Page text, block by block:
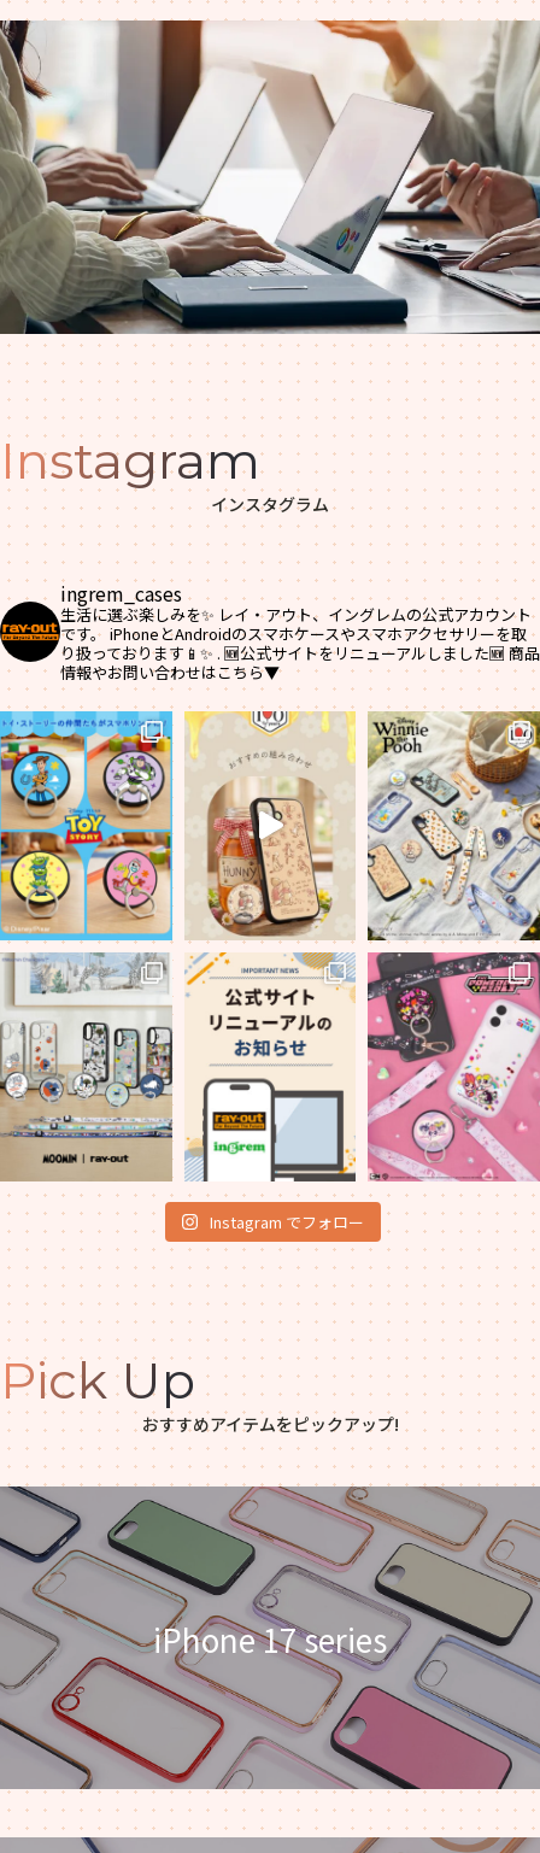
Instagram
インスタグラム
ingrem_cases
生活に選ぶ楽しみを✨ レイ・アウト、イングレムの公式アカウント
です。 iPhoneとAndroidのスマホケースやスマホアクセサリーを取
り扱っております📱✨ . 🆕公式サイトをリニューアルしました🆕 商品
情報やお問い合わせはこちら▼
Instagram でフォロー
Pick Up
おすすめアイテムをピックアップ!
iPhone 17 series